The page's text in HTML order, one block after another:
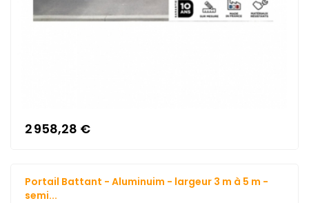
2 958,28 €
Portail Battant - Aluminuim - largeur 3 m à 5 m -
semi...